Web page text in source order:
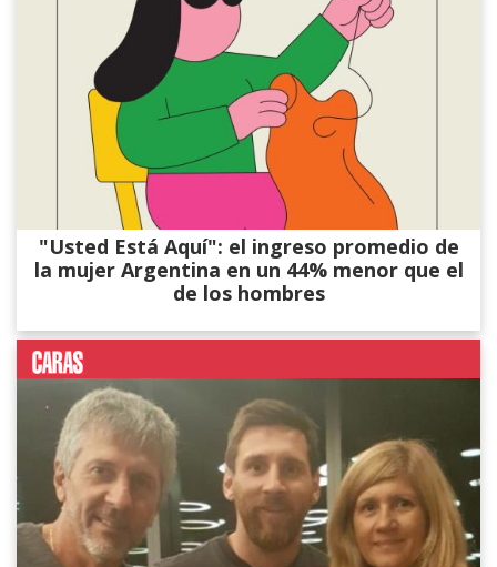
"Usted Está Aquí": el ingreso promedio de
la mujer Argentina en un 44% menor que el
de los hombres